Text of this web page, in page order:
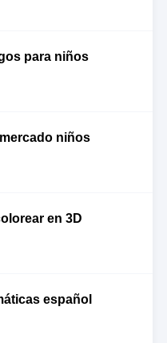
para niños
niños
en 3D
español